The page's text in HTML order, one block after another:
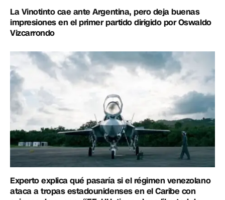
La Vinotinto cae ante Argentina, pero deja buenas
impresiones en el primer partido dirigido por Oswaldo
Vizcarrondo
Experto explica qué pasaría si el régimen venezolano
ataca a tropas estadounidenses en el Caribe con